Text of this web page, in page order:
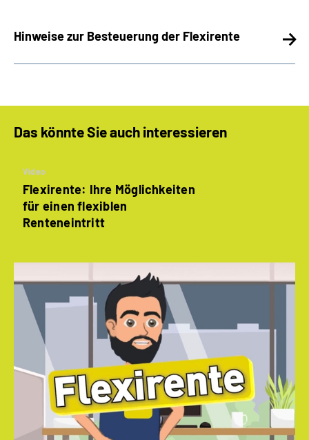
Hinweise zur Besteuerung der Flexirente
Das könnte Sie auch interessieren
Video
Flexirente: Ihre Möglichkeiten
für einen flexiblen
Renteneintritt